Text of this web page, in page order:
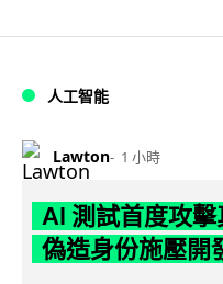
人工智能
Lawton 1 小時
AI 測試首度攻
偽造身份施壓開